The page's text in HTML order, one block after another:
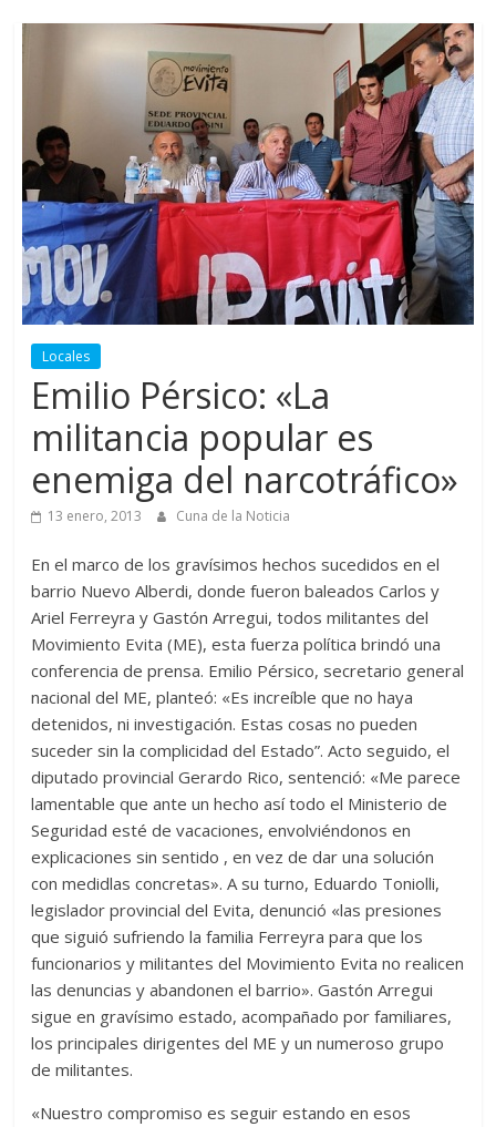
Locales
Emilio Pérsico: «La
militancia popular es
enemiga del narcotráfico»
13 enero, 2013 Cuna de la Noticia
En el marco de los gravísimos hechos sucedidos en el
barrio Nuevo Alberdi, donde fueron baleados Carlos y
Ariel Ferreyra y Gastón Arregui, todos militantes del
Movimiento Evita (ME), esta fuerza política brindó una
conferencia de prensa. Emilio Pérsico, secretario general
nacional del ME, planteó: «Es increíble que no haya
detenidos, ni investigación. Estas cosas no pueden
suceder sin la complicidad del Estado”. Acto seguido, el
diputado provincial Gerardo Rico, sentenció: «Me parece
lamentable que ante un hecho así todo el Ministerio de
Seguridad esté de vacaciones, envolviéndonos en
explicaciones sin sentido , en vez de dar una solución
con medidlas concretas». A su turno, Eduardo Toniolli,
legislador provincial del Evita, denunció «las presiones
que siguió sufriendo la familia Ferreyra para que los
funcionarios y militantes del Movimiento Evita no realicen
las denuncias y abandonen el barrio». Gastón Arregui
sigue en gravísimo estado, acompañado por familiares,
los principales dirigentes del ME y un numeroso grupo
de militantes.
«Nuestro compromiso es seguir estando en esos